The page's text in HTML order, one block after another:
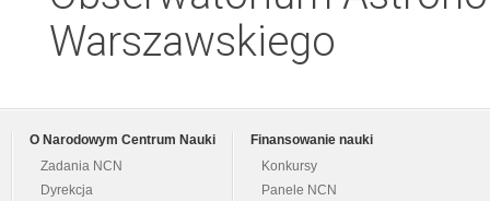
Warszawskiego
O Narodowym Centrum Nauki
Zadania NCN
Dyrekcja
Finansowanie nauki
Konkursy
Panele NCN